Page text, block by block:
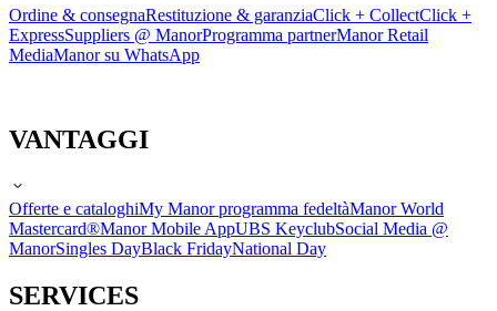
Ordine & consegnaRestituzione & garanziaClick + CollectClick +
ExpressSuppliers @ ManorProgramma partnerManor Retail
MediaManor su WhatsApp
VANTAGGI
Offerte e cataloghiMy Manor programma fedeltàManor World
Mastercard®Manor Mobile AppUBS KeyclubSocial Media @
ManorSingles DayBlack FridayNational Day
SERVICES